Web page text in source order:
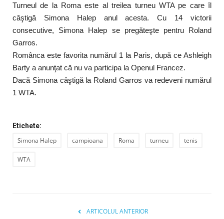
Turneul de la Roma este al treilea turneu WTA pe care îl
câştigă Simona Halep anul acesta. Cu 14 victorii
consecutive, Simona Halep se pregăteşte pentru Roland
Garros.
Românca este favorita numărul 1 la Paris, după ce Ashleigh
Barty a anunţat că nu va participa la Openul Francez.
Dacă Simona câştigă la Roland Garros va redeveni numărul
1 WTA.
Etichete:
Simona Halep campioana Roma turneu tenis
WTA
ARTICOLUL ANTERIOR